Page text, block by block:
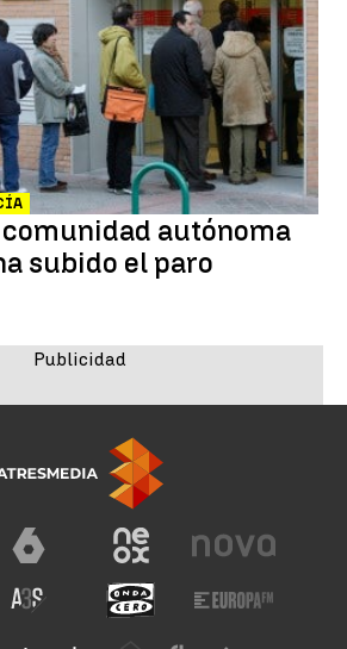
autónoma
subido el paro